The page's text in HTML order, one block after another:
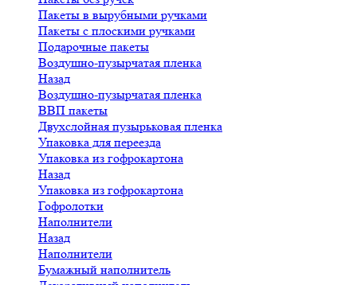
Пакеты в вырубными ручками
Пакеты с плоскими ручками
Подарочные пакеты
Воздушно-пузырчатая пленка
Назад
Воздушно-пузырчатая пленка
ВВП пакеты
Двухслойная пузырьковая пленка
Упаковка для переезда
Упаковка из гофрокартона
Назад
Упаковка из гофрокартона
Гофролотки
Наполнители
Назад
Наполнители
Бумажный наполнитель